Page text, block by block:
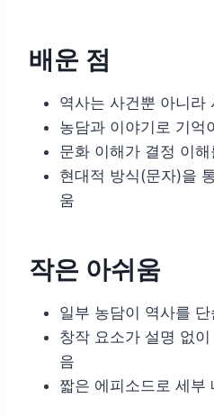
배운 점
역사는 사건뿐 아니라
농담과 이야기로 기억
문화 이해가 결정 이
현대적 방식(문자)을
움
작은 아쉬움
일부 농담이 역사를 단
창작 요소가 설명 없
음
짧은 에피소드로 세부